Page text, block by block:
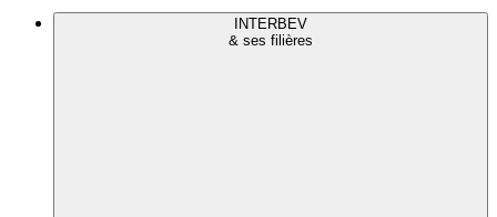
INTERBEV
& ses filières